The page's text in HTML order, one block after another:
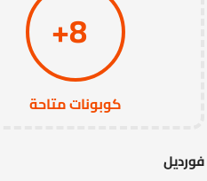
8+
كوبونات متاحة
فورديل